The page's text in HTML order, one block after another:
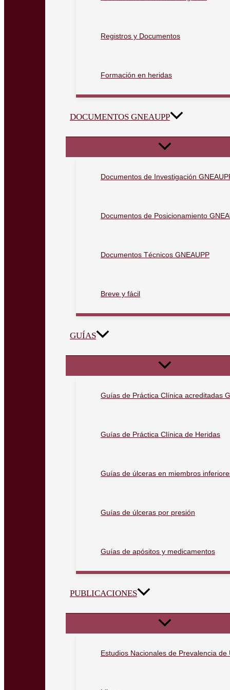
Registros y Documentos
Formación en heridas
DOCUMENTOS GNEAUPP
Documentos de Investigación
Documentos de Posicionamiento
Documentos Técnicos GNEAUPP
Breve y fácil
GUÍAS
Guías de Práctica Clínica acreditadas
Guías de Práctica Clínica de Heridas
Guías de úlceras en miembros
Guías de úlceras por presión
Guías de apósitos y medicamentos
PUBLICACIONES
Estudios Nacionales de Prevalencia de